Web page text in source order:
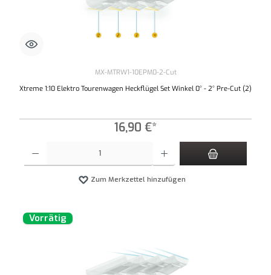
MX-MTRW1-10EPM0-2-Cut
Xtreme 1:10 Elektro Tourenwagen Heckflügel Set Winkel 0° - 2° Pre-Cut (2)
16,90 €*
Zum Merkzettel hinzufügen
Vorrätig